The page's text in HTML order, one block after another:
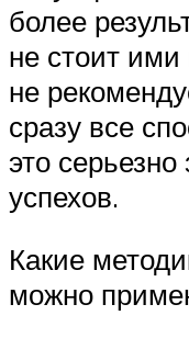
более
не стоит ими
не
сразу все
это
успехов.
Какие
можно